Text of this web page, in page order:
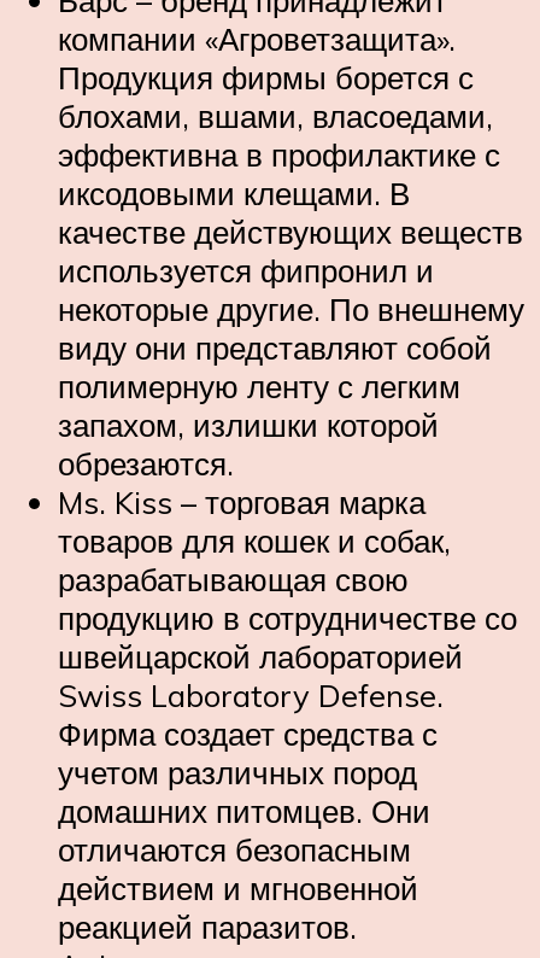
компании «Агроветзащита».
Продукция фирмы борется с
блохами, вшами, власоедами,
эффективна в профилактике с
иксодовыми клещами. В
качестве действующих веществ
используется фипронил и
некоторые другие. По внешнему
виду они представляют собой
полимерную ленту с легким
запахом, излишки которой
обрезаются.
Ms. Kiss – торговая марка
товаров для кошек и собак,
разрабатывающая свою
продукцию в сотрудничестве со
швейцарской лабораторией
Swiss Laboratory Defense.
Фирма создает средства с
учетом различных пород
домашних питомцев. Они
отличаются безопасным
действием и мгновенной
реакцией паразитов.